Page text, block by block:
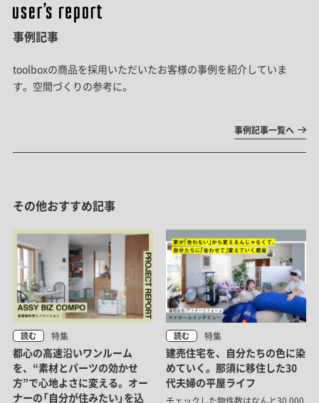
事例記事
toolboxの商品を採用いただいたお客様の事例を紹介していま
す。空間づくりの参考に。
事例記事一覧へ
その他おすすめ記事
読む 特集
都心の高速沿いワンルーム
を、“素材とパーツの効かせ
方”で心地よさに変える。オー
ナーの「自分が住みたい」を込
読む 特集
建売住宅を、自分たちの色に染
めていく。那須に移住した30
代夫婦の平屋ライフ